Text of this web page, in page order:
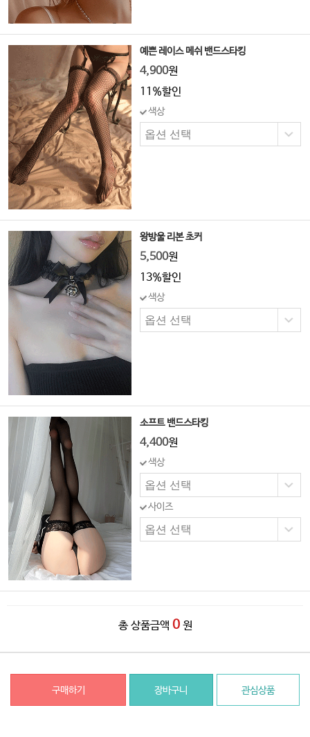
예쁜 레이스 메쉬 밴드스타킹
4,900원
11%할인
색상
왕방울 리본 초커
5,500원
13%할인
색상
소프트 밴드스타킹
4,400원
색상
사이즈
총 상품금액 0 원
구매하기 장바구니 관심상품